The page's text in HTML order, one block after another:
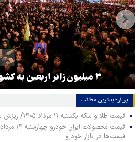
۳ میلیون زائر اربعین به کشور بازگشتند
پربازدیدترین‌ مطالب
قیمت طلا و سکه یکشنبه ۱۱ مرداد ۱۴۰۵/ ریزش سنگین سکه امامی
قیمت‌ها در بازار خودرو